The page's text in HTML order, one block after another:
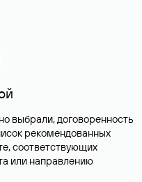
выбрали, договоренность
рекомендованных
соответствующих
или направлению